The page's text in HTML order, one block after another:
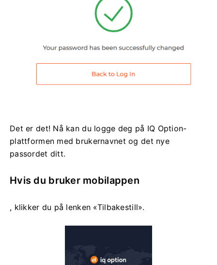
Det er det! Nå kan du logge deg på IQ Option-
plattformen med brukernavnet og det nye
passordet ditt.
Hvis du bruker mobilappen
, klikker du på lenken «Tilbakestill».